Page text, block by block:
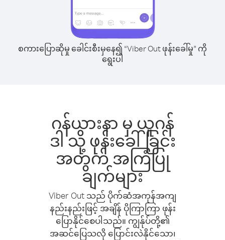
စကားပြောဆိုမှု ခေါင်းစီးမှနေ၍ “Viber Out ဖုန်းခေါ်မှု” ကို
ရွေးပါ
ဂန်ယားနာ မှ ယူဂန်
ဒါ သို့ ဖုန်းခေါ်ခြင်း
အတွက် အကြံပြု
ချက်များ
Viber Out သည် ပိုက်ဆံအကုန်အကျ
နည်းနည်းဖြင့် အချိန် ပိုကြာကြာ ဖုန်း
ပြောနိုင်စေပါသည်။ ကျွန်ုပ်တို့၏
အဆင်ပြေသလို ပြောင်းလဲနိုင်သော၊